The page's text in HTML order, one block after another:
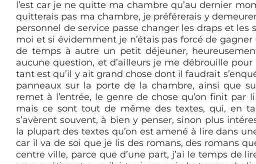
l’est car je ne quitte ma chambre qu’au dernier
quitterais pas ma chambre, je préférerais y
personnel de service passe changer les draps et les
moi et si évidemment je n’étais pas forcé de
de temps à autre un petit déjeuner,
aucune question, et d’ailleurs je me débrouille
tant est qu’il y ait grand chose dont il faudrait
panneaux sur la porte de la chambre, ainsi que
remet à l’entrée, le genre de chose qu’on finit par
mais ce sont tout de même des textes, qui, en
s’avèrent souvent, à bien y penser, sinon plus
la plupart des textes qu’on est amené à lire dans
car il va de soi que je lis des romans, des romans
centre ville, parce que d’une part, j’ai le temps de